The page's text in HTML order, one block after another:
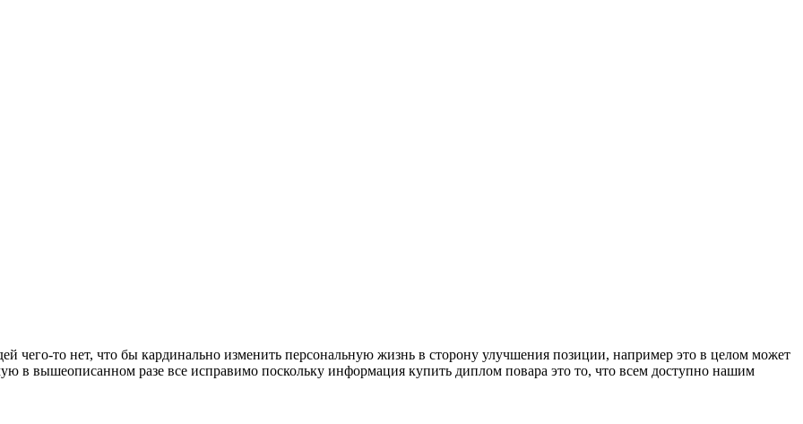
чего-то нет, что бы кардинально изменить персональную жизнь в сторону улучшения позиции, например это в целом может
в вышеописанном разе все исправимо поскольку информация купить диплом повара это то, что всем доступно нашим